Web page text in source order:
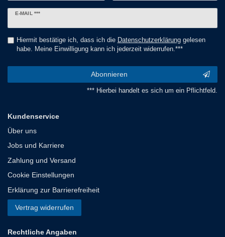
E-MAIL ***
Newsletter
Hiermit bestätige ich, dass ich die Daten­schutz­erklärunggelesen
habe. Meine Einwilligung kann ich jederzeit widerrufen.***
Abonnieren
*** Hierbei handelt es sich um ein Pflichtfeld.
Kundenservice
Über uns
Jobs und Karriere
Zahlung und Versand
Cookie Einstellungen
Erklärung zur Barrierefreiheit
Vertrag widerrufen
Rechtliche Angaben